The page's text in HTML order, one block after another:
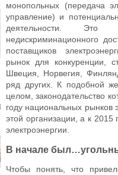
монопольных (передача
управление) и
деятельности. Это
недискриминационного
поставщиков
рынок для конкуренции,
Швеция, Норвегия,
ряд других. К подобной
целом, законодательство
году национальных рынков
этой организации, а к 2015
электроэнергии.
В начале
Чтобы понять, что